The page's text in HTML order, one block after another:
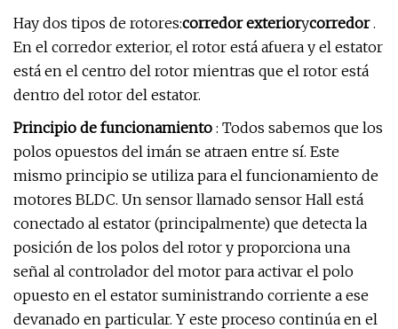
Hay dos tipos de rotores:corredor exteriorycorredor.
En el corredor exterior, el rotor está afuera y el estator
está en el centro del rotor mientras que el rotor está
dentro del rotor del estator.
Principio de funcionamiento : Todos sabemos que los
polos opuestos del imán se atraen entre sí. Este
mismo principio se utiliza para el funcionamiento de
motores BLDC. Un sensor llamado sensor Hall está
conectado al estator (principalmente) que detecta la
posición de los polos del rotor y proporciona una
señal al controlador del motor para activar el polo
opuesto en el estator suministrando corriente a ese
devanado en particular. Y este proceso continúa en el